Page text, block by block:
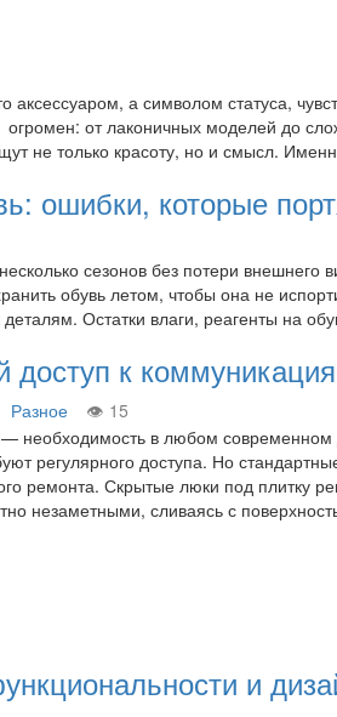
аксессуаром, а символом статуса,
от лаконичных моделей до
не только красоту, но и смысл.
ошибки, которые
сезонов без потери
обувь летом, чтобы она не
Остатки влаги, реагенты на
к
Разное
15
необходимость в любом современном
регулярного доступа. Но
ремонта. Скрытые люки под плитку
незаметными, сливаясь с
и